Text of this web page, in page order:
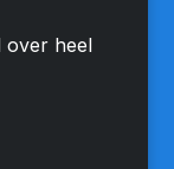
over heel